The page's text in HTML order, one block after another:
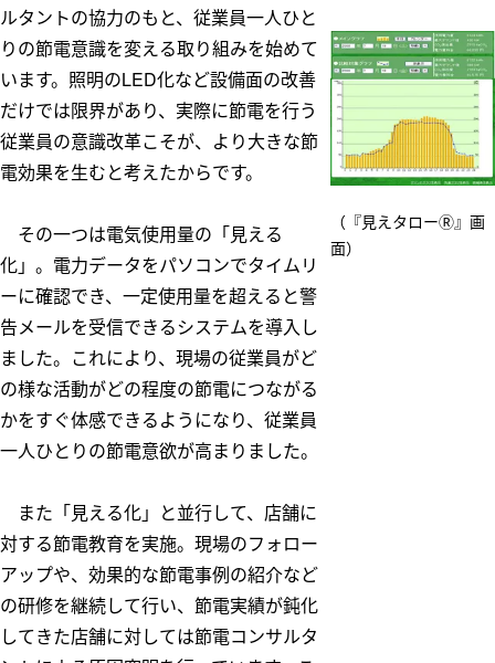
ルタントの協力のもと、従業員一人ひと
りの節電意識を変える取り組みを始めて
います。照明のLED化など設備面の改善
だけでは限界があり、実際に節電を行う
従業員の意識改革こそが、より大きな節
電効果を生むと考えたからです。
その一つは電気使用量の「見える
化」。電力データをパソコンでタイムリ
ーに確認でき、一定使用量を超えると警
告メールを受信できるシステムを導入し
ました。これにより、現場の従業員がど
の様な活動がどの程度の節電につながる
かをすぐ体感できるようになり、従業員
一人ひとりの節電意欲が高まりました。
また「見える化」と並行して、店舗に
対する節電教育を実施。現場のフォロー
アップや、効果的な節電事例の紹介など
の研修を継続して行い、節電実績が鈍化
してきた店舗に対しては節電コンサルタ
（『見えタローⓇ』画
面）